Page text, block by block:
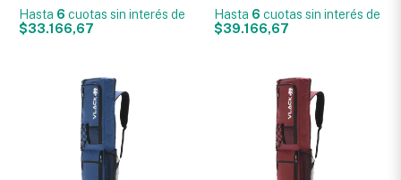
Hasta 6 cuotas sin interésde
$33.166,67
Hasta 6 cuotas sin interés de
$39.166,67